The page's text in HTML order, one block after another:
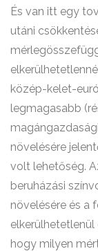
És van itt egy
utáni
közép-kelet-
legmagasabb
növelésére
volt lehetőség.
beruházási
növelésére és a
hogy milyen